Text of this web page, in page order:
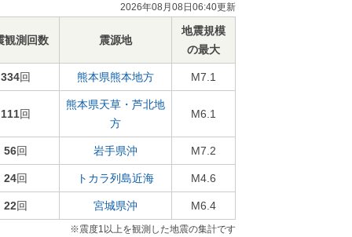
2026年08月08日06:40更新
観測回数 震源地
地震規模
の最大
334回 熊本県熊本地方 M7.1
111回
熊本県天草・芦北地
方
M6.1
56回 岩手県沖 M7.2
24回 トカラ列島近海 M4.6
22回 宮城県沖 M6.4
※震度1以上を観測した地震の集計です